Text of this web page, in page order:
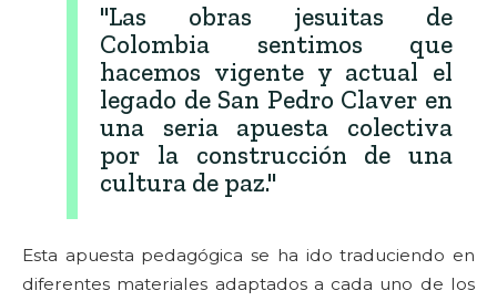
"Las obras jesuitas de
Colombia sentimos que
hacemos vigente y actual el
legado de San Pedro Claver en
una seria apuesta colectiva
por la construcción de una
cultura de paz."
Esta apuesta pedagógica se ha ido traduciendo en
diferentes materiales adaptados a cada uno de los